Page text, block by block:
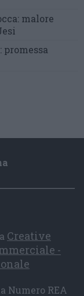
malore
promessa
Creative
-
Numero REA